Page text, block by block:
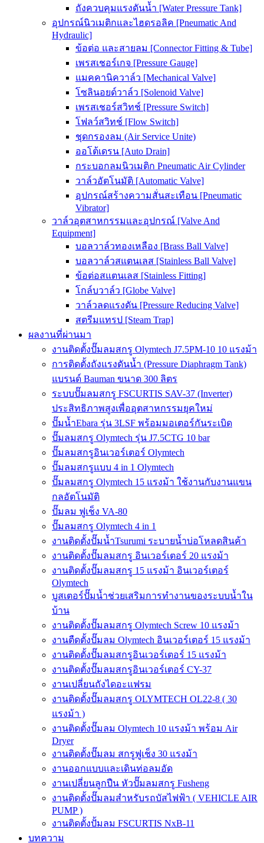
ถังควบคุมแรงดันน้ำ [Water Pressure Tank]
อุปกรณ์นิวเมติกและไฮดรอลิค [Pneumatic And
Hydraulic]
ข้อต่อ และสายลม [Connector Fitting & Tube]
เพรสเชอร์เกจ [Pressure Gauge]
แมคคานิควาล์ว [Mechanical Valve]
โซลินอยด์วาล์ว [Solenoid Valve]
เพรสเชอร์สวิทช์ [Pressure Switch]
โฟลว์สวิทช์ [Flow Switch]
ชุดกรองลม (Air Service Unite)
ออโต้เดรน [Auto Drain]
กระบอกลมนิวเมติก Pneumatic Air Cylinder
วาล์วอัตโนมัติ [Automatic Valve]
อุปกรณ์สร้างความสั่นสะเทือน [Pneumatic
Vibrator]
วาล์วอุตสาหกรรมและอุปกรณ์ [Valve And
Equipment]
บอลวาล์วทองเหลือง [Brass Ball Valve]
บอลวาล์วสแตนเลส [Stainless Ball Valve]
ข้อต่อสแตนเลส [Stainless Fitting]
โกล์บวาล์ว [Globe Valve]
วาล์วลดแรงดัน [Pressure Reducing Valve]
สตรีมแทรป [Steam Trap]
ผลงานที่ผ่านมา
งานติดตั้งปั๊มลมสกรู Olymtech J7.5PM-10 10 แรงม้า
การติดตั้งถังแรงดันน้ำ (Pressure Diaphragm Tank)
แบรนด์ Bauman ขนาด 300 ลิตร
ระบบปั๊มลมสกรู FSCURTIS SAV-37 (Inverter)
ประสิทธิภาพสูงเพื่ออุตสาหกรรมยุคใหม่
ปั๊มน้ำEbara รุ่น 3LSF พร้อมมอเตอร์กันระเบิด
ปั๊มลมสกรู Olymtech รุ่น J7.5CTG 10 bar
ปั๊มลมสกรูอินเวอร์เตอร์ Olymtech
ปั๊มลมสกรูแบบ 4 in 1 Olymtech
ปั๊มลมสกรู Olymtech 15 แรงม้า ใช้งานกับงานแขน
กลอัตโนมัติ
ปั๊มลม ฟูเช็ง VA-80
ปั๊มลมสกรู Olymtech 4 in 1
งานติดตั้งปั๊มน้ำTsurumi ระบายน้ำบ่อโหลดสินค้า
งานติดตั้งปั๊มลมสกรู อินเวอร์เตอร์ 20 แรงม้า
งานติดตั้งปั๊มลมสกรู 15 แรงม้า อินเวอร์เตอร์
Olymtech
บูสเตอร์ปั๊มน้ำช่วยเสริมการทำงานของระบบน้ำใน
บ้าน
งานติดตั้งปั๊มลมสกรู Olymtech Screw 10 แรงม้า
งานตืดตั้งปั๊มลม Olymtech อินเวอร์เตอร์ 15 แรงม้า
งานติดตั้งปั๊มลมสกรูอินเวอร์เตอร์ 15 แรงม้า
งานติดตั้งปั๊มลมสกรูอินเวอร์เตอร์ CY-37
งานเปลี่ยนถังไดอะแฟรม
งานติดตั้งปั๊มลมสกรู OLYMTECH OL22-8 ( 30
แรงม้า )
งานติดตั้งปั๊มลม Olymtech 10 แรงม้า พร้อม Air
Dryer
งานติดตั้งปั๊มลม สกรูฟูเช็ง 30 แรงม้า
งานออกแบบและเดินท่อลมอัด
งานเปลี่ยนลูกปืน หัวปั๊มลมสกรู Fusheng
งานติดตั้งปั๊มลมสำหรับรถบัสไฟฟ้า ( VEHICLE AIR
PUMP )
งานติดตั้งปั้มลม FSCURTIS NxB-11
บทความ